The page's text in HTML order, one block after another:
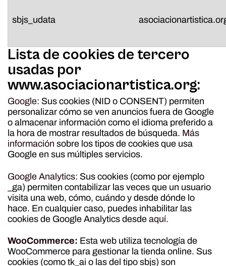
sbjs_udata
Lista de cookies de tercero
usadas por
www.asociacionartistica.org:
Google: Sus cookies (NID o CONSENT) permiten
personalizar cómo se ven anuncios fuera de Google
o almacenar información como el idioma preferido a
la hora de mostrar resultados de búsqueda. Más
información sobre los tipos de cookies que usa
Google en sus múltiples servicios.
Google Analytics: Sus cookies (como por ejemplo
_ga) permiten contabilizar las veces que un usuario
visita una web, cómo, cuándo y desde dónde lo
hace. En cualquier caso, puedes inhabilitar las
cookies de Google Analytics desde aquí.
WooCommerce: Esta web utiliza tecnología de
WooCommerce para gestionar la tienda online. Sus
cookies (como tk_ai o las del tipo sbjs) son